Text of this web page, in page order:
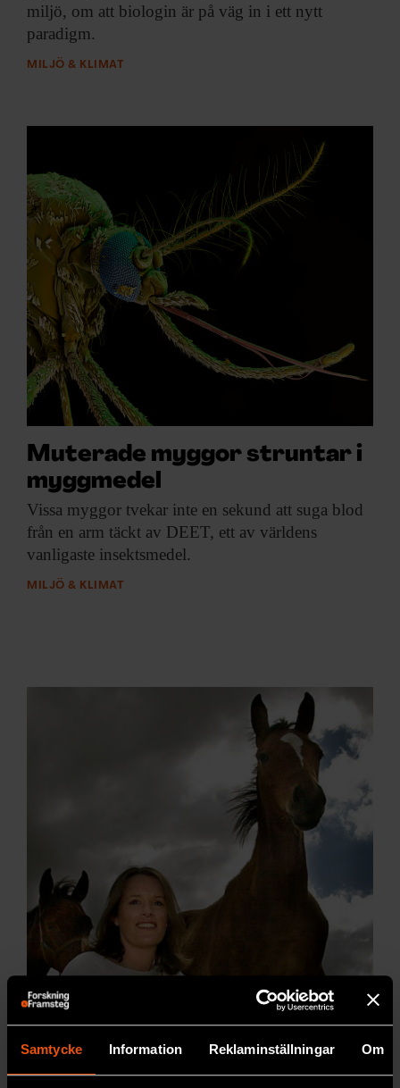
Samtycke Information Reklaminställningar Om
miljö, om att biologin är på väg in i ett nytt
paradigm.
MILJÖ & KLIMAT
Muterade myggor struntar i
myggmedel
Vissa myggor tvekar inte en sekund att suga blod
från en arm täckt av DEET, ett av världens
vanligaste insektsmedel.
MILJÖ & KLIMAT